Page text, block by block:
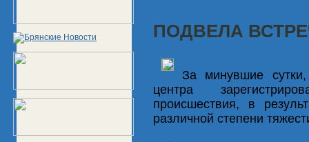
ПОДВЕЛА
За минувшие
центра
происшествия, в
различной степени